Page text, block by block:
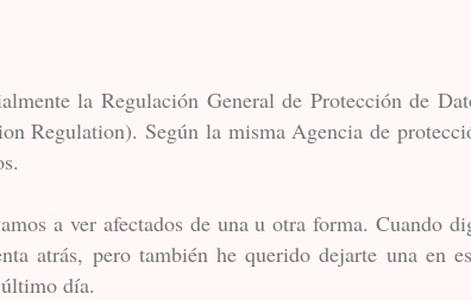
la Regulación General de Protección de
Regulation). Según la misma Agencia de
a ver afectados de una u otra forma. Cuando
atrás, pero también he querido dejarte una en
día.